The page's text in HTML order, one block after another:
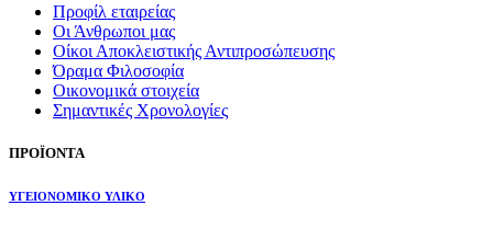
Προφίλ εταιρείας
Οι Άνθρωποι μας
Οίκοι Αποκλειστικής Αντιπροσώπευσης
Όραμα Φιλοσοφία
Οικονομικά στοιχεία
Σημαντικές Χρονολογίες
ΠΡΟΪΟΝΤΑ
ΥΓΕΙΟΝΟΜΙΚΟ ΥΛΙΚΟ